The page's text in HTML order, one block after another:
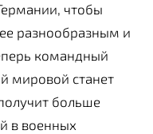
чтобы
разнообразным и
командный
мировой станет
больше
в военных